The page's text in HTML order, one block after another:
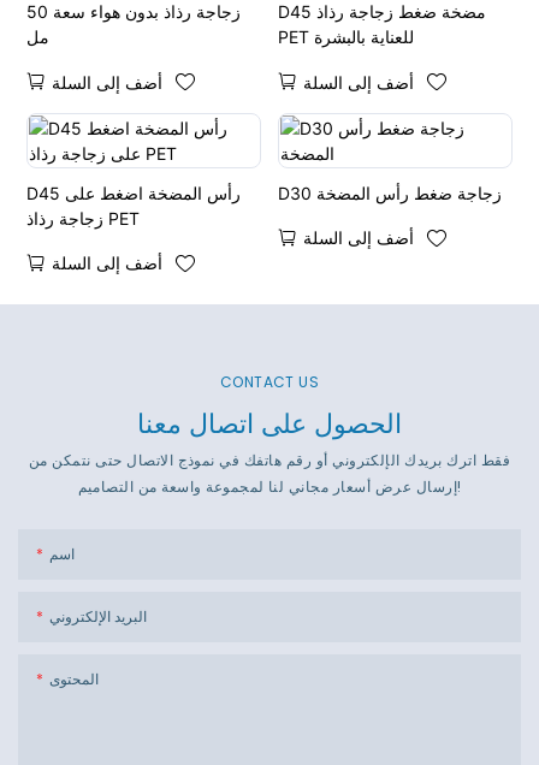
زجاجة رذاذ بدون هواء سعة 50
مل
أضف إلى السلة
D45 مضخة ضغط زجاجة رذاذ
PET للعناية بالبشرة
أضف إلى السلة
D45 رأس المضخة اضغط على
زجاجة رذاذ PET
أضف إلى السلة
D30 زجاجة ضغط رأس المضخة
أضف إلى السلة
CONTACT US
الحصول على اتصال معنا
فقط اترك بريدك الإلكتروني أو رقم هاتفك في نموذج الاتصال حتى نتمكن من
إرسال عرض أسعار مجاني لنا لمجموعة واسعة من التصاميم!
اسم
البريد الإلكتروني
المحتوى